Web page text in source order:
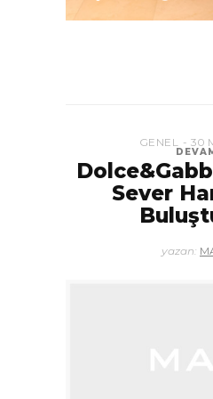
GENEL 30
Sever
yazan: